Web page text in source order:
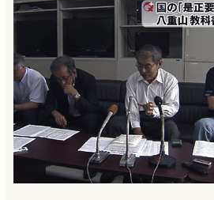
b
o
k
a
s